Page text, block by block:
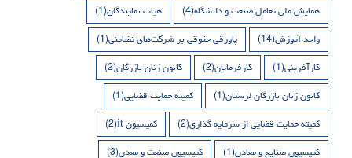
همایش ملی تعامل صنعت و دانشگاه(4) هیات نمایندگان(1)
واحد آموزش(14) پاورقی حقوقی بر شرکت‌های تضامنی(1)
کارآفرینی(1) کارفرمایان(2) کانون زنان بازرگان(2)
کانون زنان بازرگان لرستان(1) کمیته حمایت قضایی(1)
کمیته حمایت قضایی از سرمایه گذاری(2) کمیسیون it (2)
کمیسیون صنایع و معادن(1) کمیسیون صنعت و معدن(3)